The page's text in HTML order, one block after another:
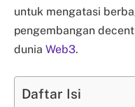
untuk mengatasi
pengembangan
dunia Web3.
Daftar Isi